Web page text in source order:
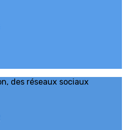
des réseaux sociaux